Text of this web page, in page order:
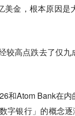
美金，根本原因
较高点跌去了仅
和Atom Bank在
字银行」的概念